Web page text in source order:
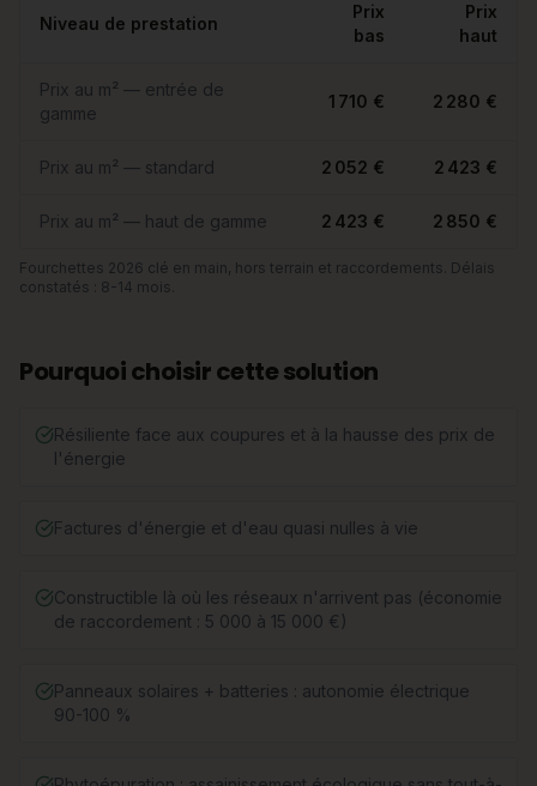
Niveau de prestation
Prix
bas
Prix
haut
Prix au m² — entrée de
gamme
1 710 € 2 280 €
Prix au m² — standard 2 052 € 2 423 €
Prix au m² — haut de gamme 2 423 € 2 850 €
Fourchettes 2026 clé en main, hors terrain et raccordements. Délais
constatés : 8-14 mois.
Pourquoi choisir cette solution
Résiliente face aux coupures et à la hausse des prix de
l'énergie
Factures d'énergie et d'eau quasi nulles à vie
Constructible là où les réseaux n'arrivent pas (économie
de raccordement : 5 000 à 15 000 €)
Panneaux solaires + batteries : autonomie électrique
90-100 %